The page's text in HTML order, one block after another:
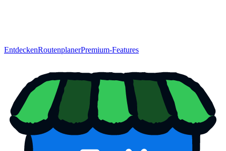
EntdeckenRoutenplanerPremium-Features